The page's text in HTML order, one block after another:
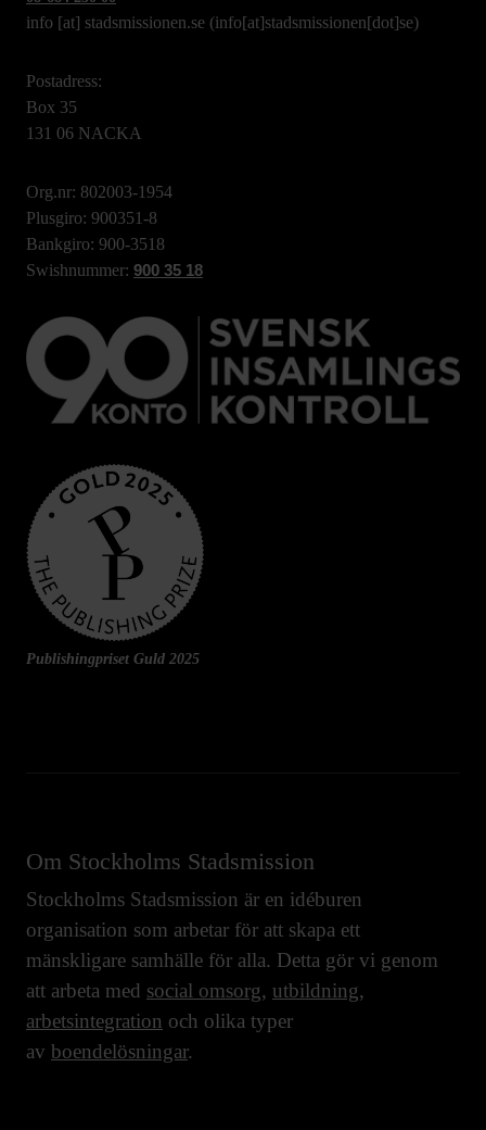
info [at] stadsmissionen.se (info[at]stadsmissionen[dot]se)
Postadress:
Box 35
131 06 NACKA
Org.nr: 802003-1954
Plusgiro: 900351-8
Bankgiro: 900-3518
Swishnummer: 900 35 18
Publishingpriset Guld 2025
Om Stockholms Stadsmission
Stockholms Stadsmission är en idéburen
organisation som arbetar för att skapa ett
mänskligare samhälle för alla. Detta gör vi genom
att arbeta med social omsorg, utbildning,
arbetsintegration och olika typer
av boendelösningar.